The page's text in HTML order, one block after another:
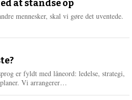
e
r
e
at standse op
mennesker, skal vi gøre det uventede.
er fyldt med låneord: ledelse, strategi,
Vi arrangerer…